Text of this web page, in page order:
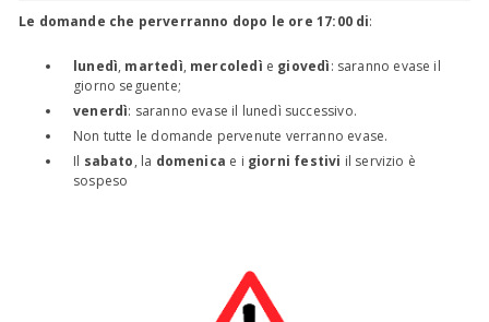
Le domande che perverranno dopo le ore 17:00 di:
lunedì, martedì, mercoledì e giovedì: saranno evase il
giorno seguente;
venerdì: saranno evase il lunedì successivo.
Non tutte le domande pervenute verranno evase.
Il sabato, la domenica e i giorni festivi il servizio è
sospeso